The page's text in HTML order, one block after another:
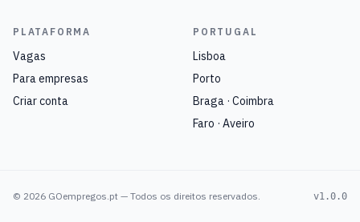
PLATAFORMA
Vagas
Para empresas
Criar conta
PORTUGAL
Lisboa
Porto
Braga · Coimbra
Faro · Aveiro
© 2026 GOempregos.pt — Todos os direitos reservados. v1.0.0